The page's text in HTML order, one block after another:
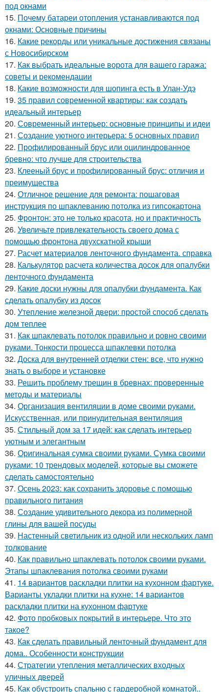
под окнами
15. Почему батареи отопления устанавливаются под
окнами: Основные причины
16. Какие рекорды или уникальные достижения связаны
с Новосибирском
17. Как выбрать идеальные ворота для вашего гаража:
советы и рекомендации
18. Какие возможности для шопинга есть в Улан-Удэ
19. 35 правил современной квартиры: как создать
идеальный интерьер
20. Современный интерьер: основные принципы и идеи
21. Создание уютного интерьера: 5 основных правил
22. Профилированный брус или оцилиндрованное
бревно: что лучше для строительства
23. Клееный брус и профилированный брус: отличия и
преимущества
24. Отличное решение для ремонта: пошаговая
инструкция по шпаклеванию потолка из гипсокартона
25. Фронтон: это не только красота, но и практичность
26. Увеличьте привлекательность своего дома с
помощью фронтона двухскатной крыши
27. Расчет материалов ленточного фундамента. справка
28. Калькулятор расчета количества досок для опалубки
ленточного фундамента
29. Какие доски нужны для опалубки фундамента. Как
сделать опалубку из досок
30. Утепление железной двери: простой способ сделать
дом теплее
31. Как шпаклевать потолок правильно и ровно своими
руками. Тонкости процесса шпаклевки потолка
32. Доска для внутренней отделки стен: все, что нужно
знать о выборе и установке
33. Решить проблему трещин в бревнах: проверенные
методы и материалы
34. Организация вентиляции в доме своими руками.
Искусственная, или принудительная вентиляция
35. Стильный дом за 17 идей: как сделать интерьер
уютным и элегантным
36. Оригинальная сумка своими руками. Сумка своими
руками: 10 трендовых моделей, которые вы сможете
сделать самостоятельно
37. Осень 2023: как сохранить здоровье с помощью
правильного питания
38. Создание удивительного декора из полимерной
глины для вашей посуды
39. Настенный светильник из одной или нескольких ламп
толкование
40. Как правильно шпаклевать потолок своими руками.
Этапы шпаклевания потолка своими руками
41. 14 вариантов раскладки плитки на кухонном фартуке.
Варианты укладки плитки на кухне: 14 вариантов
раскладки плитки на кухонном фартуке
42. Фото пробковых покрытий в интерьере. Что это
такое?
43. Как сделать правильный ленточный фундамент для
дома.. Особенности конструкции
44. Стратегии утепления металлических входных
уличных дверей
45. Как обустроить спальню с гардеробной комнатой..